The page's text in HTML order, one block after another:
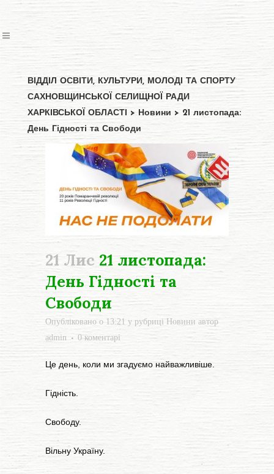
ВІДДІЛ ОСВІТИ, КУЛЬТУРИ, МОЛОДІ ТА СПОРТУ
САХНОВЩИНСЬКОЇ СЕЛИЩНОЇ РАДИ
ХАРКІВСЬКОЇ ОБЛАСТІ > Новини > 21 листопада:
День Гідності та Свободи
21 Лис 21 листопада:
День Гідності та
Свободи
Опубліковано о 13:21 у рубриці Новини автор
admin
0 коментарі
Це день, коли ми згадуємо найважливіше.
Гідність.
Свободу.
Вільну Україну.